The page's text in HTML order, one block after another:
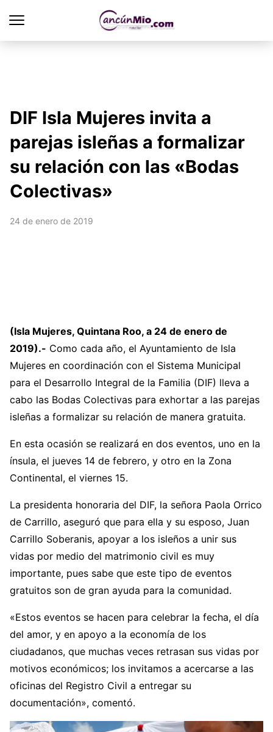
DIF Isla Mujeres invita a
parejas isleñas a formalizar
su relación con las «Bodas
Colectivas»
24 de enero de 2019
(Isla Mujeres, Quintana Roo, a 24 de enero de
2019).- Como cada año, el Ayuntamiento de Isla
Mujeres en coordinación con el Sistema Municipal
para el Desarrollo Integral de la Familia (DIF) lleva a
cabo las Bodas Colectivas para exhortar a las parejas
isleñas a formalizar su relación de manera gratuita.
En esta ocasión se realizará en dos eventos, uno en la
ínsula, el jueves 14 de febrero, y otro en la Zona
Continental, el viernes 15.
La presidenta honoraria del DIF, la señora Paola Orrico
de Carrillo, aseguró que para ella y su esposo, Juan
Carrillo Soberanis, apoyar a los isleños a unir sus
vidas por medio del matrimonio civil es muy
importante, pues sabe que este tipo de eventos
gratuitos son de gran ayuda para la comunidad.
«Estos eventos se hacen para celebrar la fecha, el día
del amor, y en apoyo a la economía de los
ciudadanos, que muchas veces retrasan sus vidas por
motivos económicos; los invitamos a acercarse a las
oficinas del Registro Civil a entregar su
documentación», comentó.